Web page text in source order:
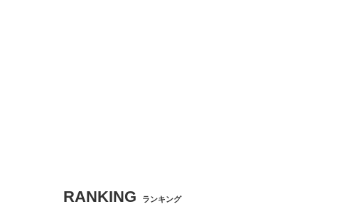
RANKING ランキング